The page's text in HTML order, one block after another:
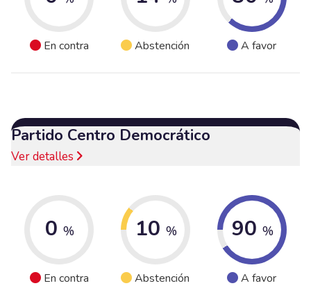
En contra Abstención A favor
Partido Centro Democrático
Ver detalles
0 %
En contra
10 %
Abstención
90 %
A favor